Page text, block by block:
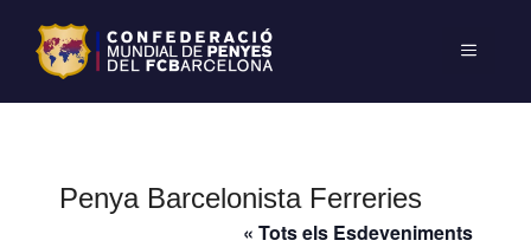
Penya Barcelonista Ferreries
« Tots els Esdeveniments